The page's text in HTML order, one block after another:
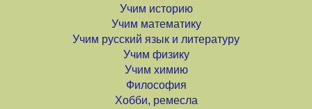
Учим историю
Учим математику
Учим русский язык и литературу
Учим физику
Учим химию
Философия
Хобби, ремесла